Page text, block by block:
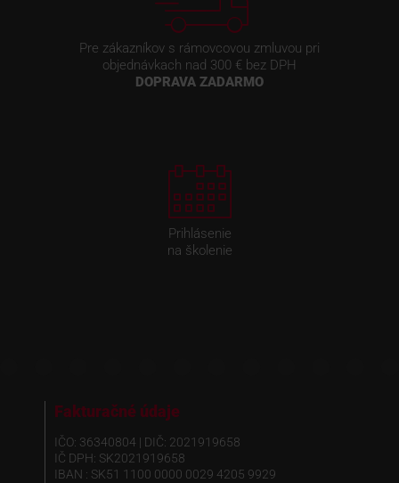
Pre zákazníkov s rámovcovou zmluvou pri
objednávkach nad 300 € bez DPH
DOPRAVA ZADARMO
Prihlásenie
na školenie
Fakturačné údaje
IČO: 36340804 | DIČ: 2021919658
IČ DPH: SK2021919658
IBAN : SK51 1100 0000 0029 4205 9929